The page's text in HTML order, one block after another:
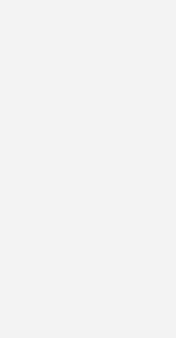
Flensburg, an der Greenpeace Energy
Energy heißt
und beliefert die
Windkraftanteil.
Greenpeace 1999 gegründete
Energy soll den neuen
Organisationen jetzt bekannt
Rollenaufteilung im Umwelt- und
für die Öffentlichkeit
wollen sich die miteinander
auch besser gegen politische
schon Versuche gegeben, durch